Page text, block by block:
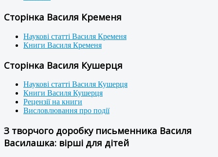
Сторінка Василя Кременя
Наукові статті Василя Кременя
Книги Василя Кременя
Сторінка Василя Кушерця
Наукові статті Василя Кушерця
Книги Василя Кушерця
Рецензії на книги
Висловлювання про події
З творчого доробку письменника Василя
Василашка: вірші для дітей